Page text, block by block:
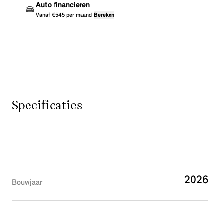
Auto financieren
Vanaf €545 per maand Bereken
Specificaties
2026
Bouwjaar